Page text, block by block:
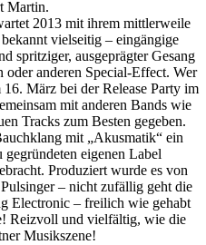
Martin.
2013 mit ihrem mittlerweile
vielseitig – eingängige
spritziger, ausgeprägter Gesang
oder anderen Special-Effect. Wer
März bei der Release Party im
mit anderen Bands wie
Tracks zum Besten gegeben.
mit „Akusmatik“ ein
eigenen Label
Produziert wurde es von
– nicht zufällig geht die
Electronic – freilich wie gehabt
Reizvoll und vielfältig, wie die
Musikszene!